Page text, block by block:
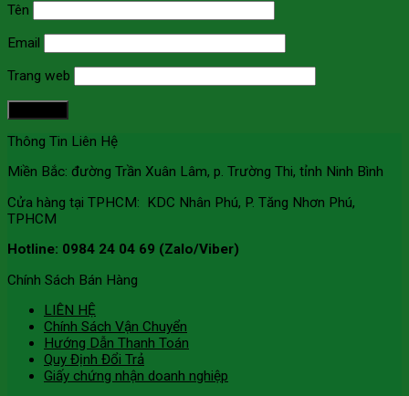
Tên
Email
Trang web
Thông Tin Liên Hệ
Miền Bắc: đường Trần Xuân Lâm, p. Trường Thi, tỉnh Ninh Bình
Cửa hàng tại TPHCM: KDC Nhân Phú, P. Tăng Nhơn Phú,
TPHCM
Hotline: 0984 24 04 69 (Zalo/Viber)
Chính Sách Bán Hàng
LIÊN HỆ
Chính Sách Vận Chuyển
Hướng Dẫn Thanh Toán
Quy Định Đổi Trả
Giấy chứng nhận doanh nghiệp